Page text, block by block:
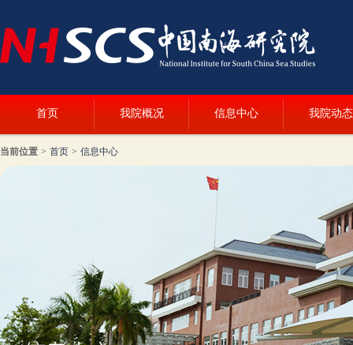
首页 我院概况 信息中心 我院动态
当前位置 > 首页 > 信息中心